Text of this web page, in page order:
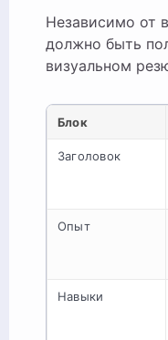
Независимо от
должно быть
визуальном
Блок
Заголовок
Опыт
Навыки